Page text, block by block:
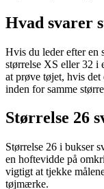
Hvad svarer
Hvis du leder efter en
størrelse XS eller 32 i
at prøve tøjet, hvis
inden for samme
Størrelse 26
Størrelse 26 i bukser
en hoftevidde på
vigtigt at tjekke
tøjmærke.